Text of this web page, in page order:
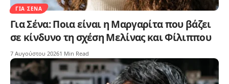
ΓΙΑ ΣΈΝΑ
Για Σένα: Ποια είναι η Μαργαρίτα που βάζει
σε κίνδυνο τη σχέση Μελίνας και Φίλιππου
7 Αυγούστου 20261 Min Read